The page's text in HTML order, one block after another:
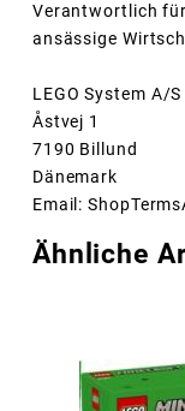
Verantwortlich
ansässige
LEGO System A/S
Åstvej 1
7190 Billund
Dänemark
Email:
Ähnliche